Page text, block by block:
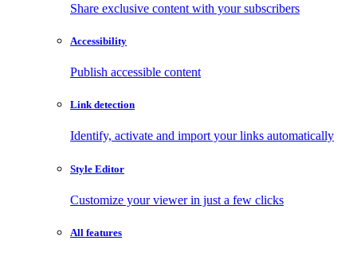
Share exclusive content with your subscribers
Accessibility
Publish accessible content
Link detection
Identify, activate and import your links automatically
Style Editor
Customize your viewer in just a few clicks
All features